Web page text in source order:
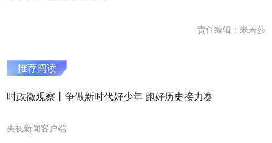
责任编辑：米若莎
推荐阅读
时政微观察丨争做新时代好少年 跑好历史接力赛
央视新闻客户端